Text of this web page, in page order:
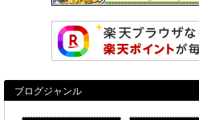
ブログジャンル